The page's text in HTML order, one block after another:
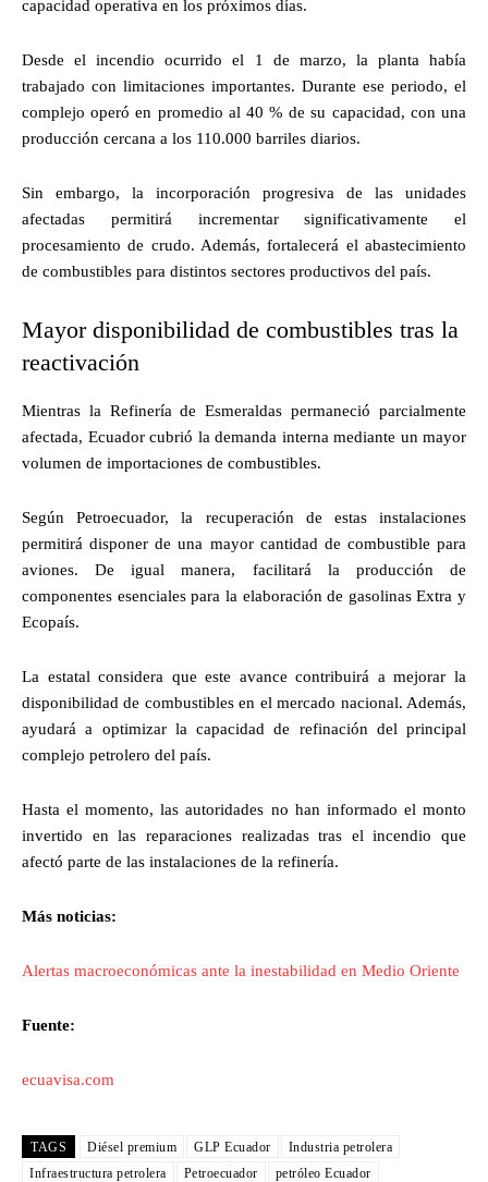
capacidad operativa en los próximos días.
Desde el incendio ocurrido el 1 de marzo, la planta había
trabajado con limitaciones importantes. Durante ese periodo, el
complejo operó en promedio al 40 % de su capacidad, con una
producción cercana a los 110.000 barriles diarios.
Sin embargo, la incorporación progresiva de las unidades
afectadas permitirá incrementar significativamente el
procesamiento de crudo. Además, fortalecerá el abastecimiento
de combustibles para distintos sectores productivos del país.
Mayor disponibilidad de combustibles tras la
reactivación
Mientras la Refinería de Esmeraldas permaneció parcialmente
afectada, Ecuador cubrió la demanda interna mediante un mayor
volumen de importaciones de combustibles.
Según Petroecuador, la recuperación de estas instalaciones
permitirá disponer de una mayor cantidad de combustible para
aviones. De igual manera, facilitará la producción de
componentes esenciales para la elaboración de gasolinas Extra y
Ecopaís.
La estatal considera que este avance contribuirá a mejorar la
disponibilidad de combustibles en el mercado nacional. Además,
ayudará a optimizar la capacidad de refinación del principal
complejo petrolero del país.
Hasta el momento, las autoridades no han informado el monto
invertido en las reparaciones realizadas tras el incendio que
afectó parte de las instalaciones de la refinería.
Más noticias:
Alertas macroeconómicas ante la inestabilidad en Medio Oriente
Fuente:
ecuavisa.com
TAGS Diésel premium GLP Ecuador
Industria petrolera
Infraestructura petrolera
Petroecuador petróleo Ecuador